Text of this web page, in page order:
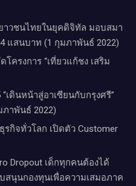
าวชนไทยในยุคดิจิทัล มอบสมา
แสนบาท (1 กุมภาพันธ์ 2022)
ครงการ “เที่ยวแก้ชง เสริม
เดินหน้าสู่อาเซียนกับกรุงศรี”
าพันธ์ 2022)
กิจทั่วโลก​ ​เปิดตัว Customer
Dropout เด็กทุกคนต้องได้
สนุนกองทุนเพื่อความเสมอภาค